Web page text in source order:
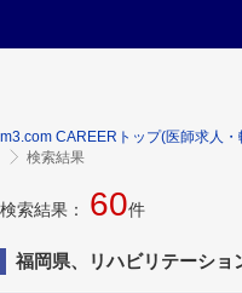
m3.com CAREERトップ(医師求人・
検索結果
検索結果： 60件
福岡県、リハビリテーショ